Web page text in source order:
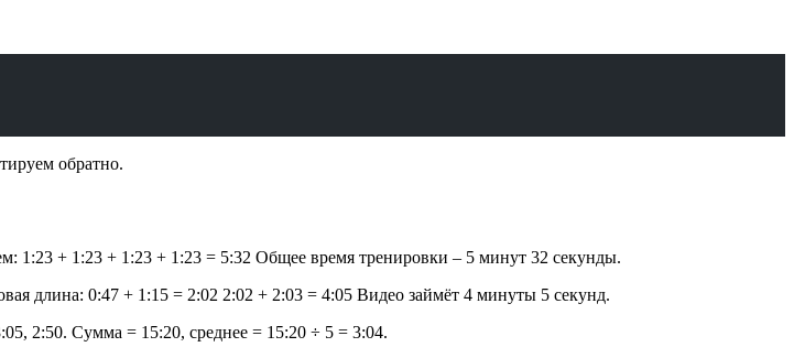
обратно.
1:23 + 1:23 + 1:23 + 1:23 = 5:32 Общее время тренировки – 5 минут 32 секунды.
длина: 0:47 + 1:15 = 2:02 2:02 + 2:03 = 4:05 Видео займёт 4 минуты 5 секунд.
2:50. Сумма = 15:20, среднее = 15:20 ÷ 5 = 3:04.